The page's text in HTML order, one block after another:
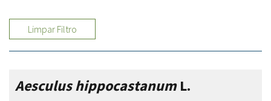
Limpar Filtro
Aesculus hippocastanumL.